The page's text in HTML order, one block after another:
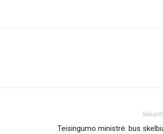
Teisingumo ministrė: bus